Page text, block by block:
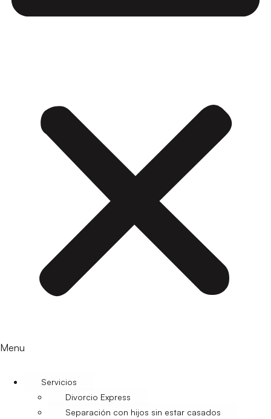
Menu
Servicios
Divorcio Express
Separación con hijos sin estar casados